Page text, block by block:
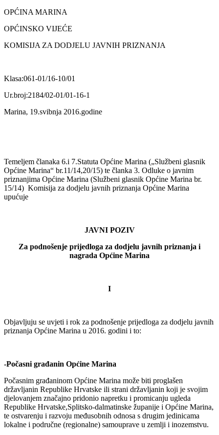
OPĆINA MARINA
OPĆINSKO VIJEĆE
KOMISIJA ZA DODJELU JAVNIH PRIZNANJA
Klasa:061-01/16-10/01
Ur.broj:2184/02-01/01-16-1
Marina, 19.svibnja 2016.godine
Temeljem članaka 6.i 7.Statuta Općine Marina („Službeni glasnik
Općine Marina“ br.11/14,20/15) te članka 3. Odluke o javnim
priznanjima Općine Marina (Službeni glasnik Općine Marina br.
15/14) Komisija za dodjelu javnih priznanja Općine Marina
upućuje
JAVNI POZIV
Za podnošenje prijedloga za dodjelu javnih priznanja i
nagrada Općine Marina
I
Objavljuju se uvjeti i rok za podnošenje prijedloga za dodjelu javnih
priznanja Općine Marina u 2016. godini i to:
-Počasni građanin Općine Marina
Počasnim građaninom Općine Marina može biti proglašen
državljanin Republike Hrvatske ili strani državljanin koji je svojim
djelovanjem značajno pridonio napretku i promicanju ugleda
Republike Hrvatske,Splitsko-dalmatinske županije i Općine Marina,
te ostvarenju i razvoju međusobnih odnosa s drugim jedinicama
lokalne i područne (regionalne) samouprave u zemlji i inozemstvu.